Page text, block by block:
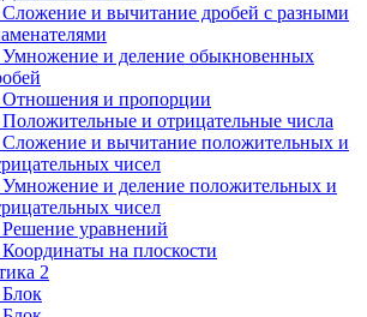
Сложение и вычитание дробей с разными
Умножение и деление обыкновенных
Отношения и пропорции
Положительные и отрицательные числа
Сложение и вычитание положительных и
чисел
Умножение и деление положительных и
чисел
уравнений
на плоскости
2
Блок